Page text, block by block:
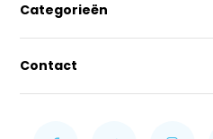
Categorieën
Contact